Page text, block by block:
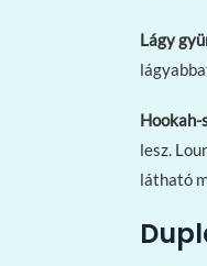
Lágy
lesz.
látható